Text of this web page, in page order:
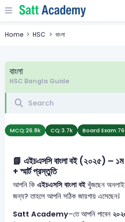
Home HSC বাংলা
বাংলা
HSC Bangla Guide
MCQ:26.8k CQ:3.7k Board Exam:76
📘 এইচএসসি বাংলা বই (২০২৫) –
+ স্মার্ট প্রস্তুতি
আপনি কি এইচএসসি বাংলা বইখুঁজছেন
জন্য? তাহলে আপনি সঠিক জায়গায় এসেছেন।
Satt Academy–তে আপনি পাবেন